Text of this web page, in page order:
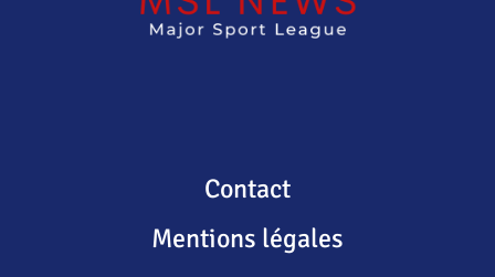
Contact
Mentions légales